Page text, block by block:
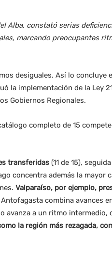
Alba, constató serias
marcando preocupantes
desiguales. Así lo concluye
la implementación de la Ley
Gobiernos Regionales.
completo de 15
transferidas (11 de 15),
concentra además la mayor
Valparaíso, por ejemplo,
combina avances
avanza a un ritmo intermedio,
la región más rezagada,